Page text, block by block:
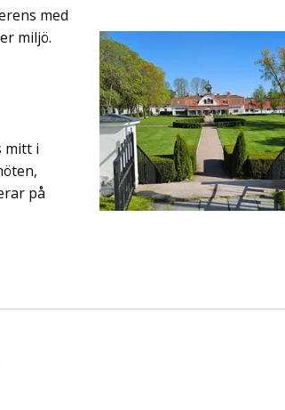
med
miljö.
mitt i
på